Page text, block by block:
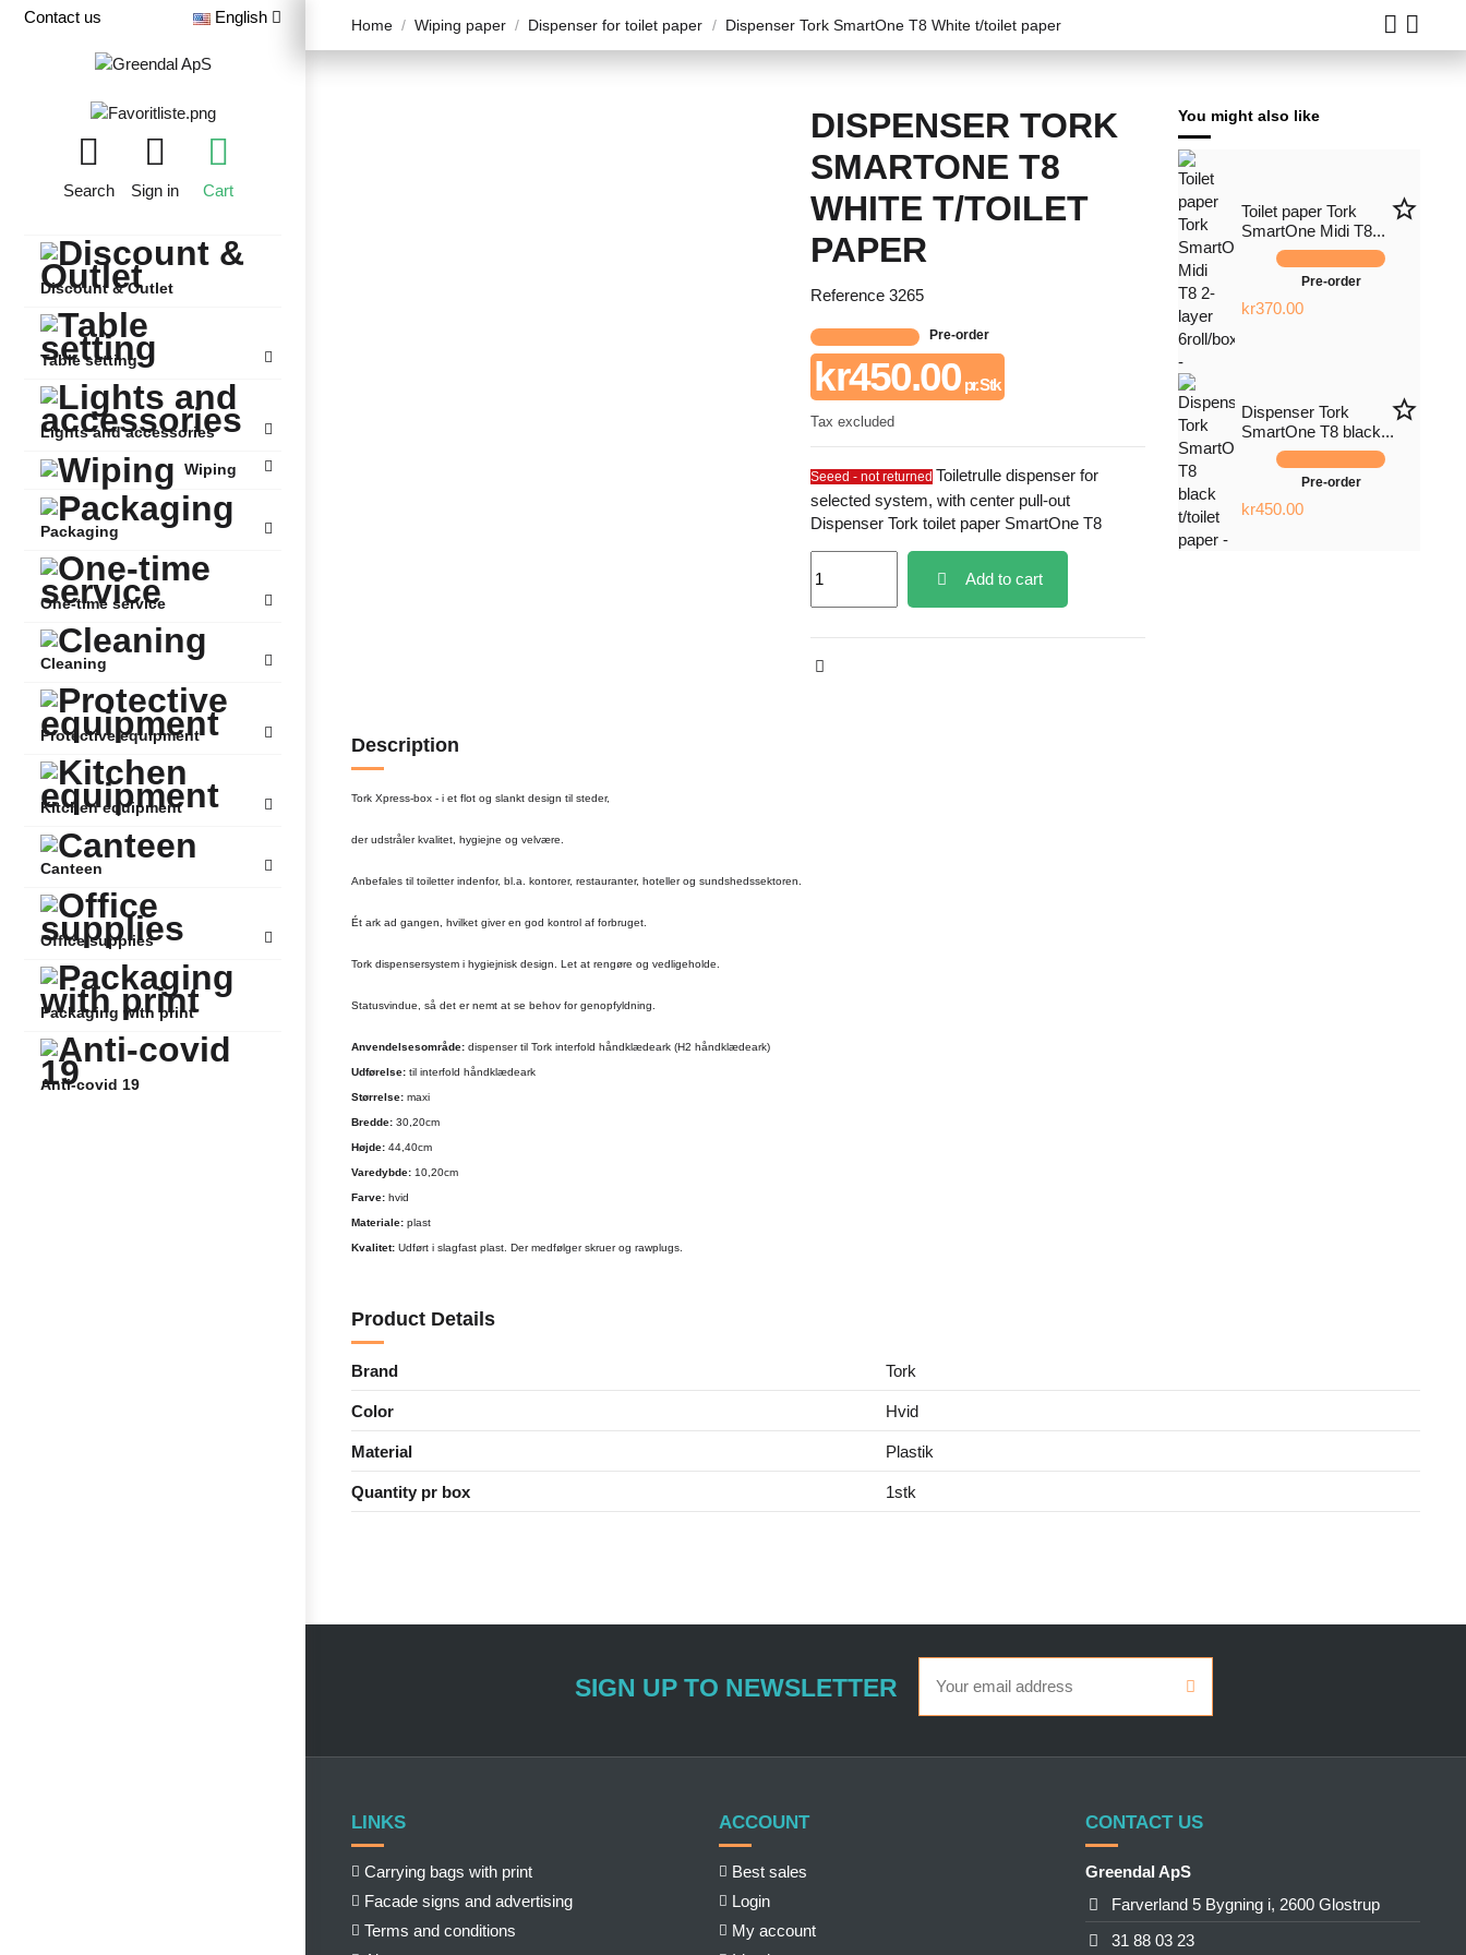
Contact us English
Search Sign in Cart
Discount & Outlet
Table setting
Lights and accessories
Wiping
Packaging
One-time service
Cleaning
Protective equipment
Kitchen equipment
Canteen
Office supplies
Packaging with print
Anti-covid 19
Home Wiping paper Dispenser for toilet paper Dispenser Tork SmartOne T8 White t/toilet paper
DISPENSER TORK
SMARTONE T8
WHITE T/TOILET
PAPER
Reference 3265
Pre-order
kr450.00 pr. Stk
Tax excluded
Seeed - not returned Toiletrulle dispenser for
selected system, with center pull-out
Dispenser Tork toilet paper SmartOne T8
Add to cart
You might also like
Toilet paper Tork
SmartOne Midi T8...
star_border
Pre-order
kr370.00
Dispenser Tork
SmartOne T8 black...
star_border
Pre-order
kr450.00
Description
Tork Xpress-box - i et flot og slankt design til steder,
der udstråler kvalitet, hygiejne og velvære.
Anbefales til toiletter indenfor, bl.a. kontorer, restauranter, hoteller og sundshedssektoren.
Ét ark ad gangen, hvilket giver en god kontrol af forbruget.
Tork dispensersystem i hygiejnisk design. Let at rengøre og vedligeholde.
Statusvindue, så det er nemt at se behov for genopfyldning.
Anvendelsesområde:dispenser til Tork interfold håndklædeark (H2 håndklædeark)
Udførelse:til interfold håndklædeark
Størrelse:maxi
Bredde:30,20cm
Højde:44,40cm
Varedybde:10,20cm
Farve:hvid
Materiale:plast
Kvalitet:Udført i slagfast plast. Der medfølger skruer og rawplugs.
Product Details
Brand Tork
Color Hvid
Material Plastik
Quantity pr box 1stk
SIGN UP TO NEWSLETTER
LINKS
Carrying bags with print
Facade signs and advertising
Terms and conditions
ACCOUNT
Best sales
Login
My account
CONTACT US
Greendal ApS
Farverland 5 Bygning i, 2600 Glostrup
31 88 03 23